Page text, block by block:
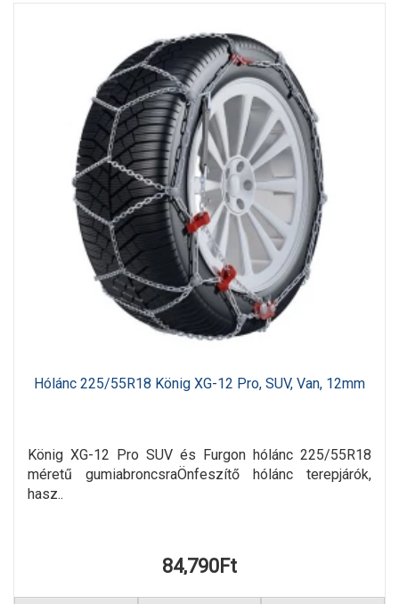
Hólánc 225/55R18 König XG-12 Pro, SUV, Van, 12mm
König XG-12 Pro SUV és Furgon hólánc 225/55R18
méretű gumiabroncsraÖnfeszítő hólánc terepjárók,
hasz..
84,790Ft